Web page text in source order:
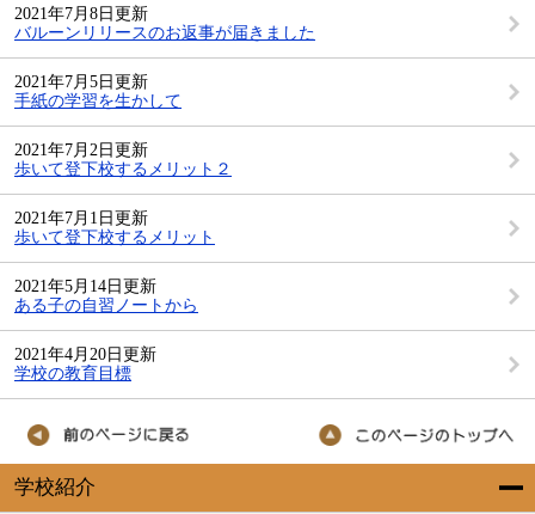
学校紹介
2021年7月8日更新
バルーンリリースのお返事が届きました
2021年7月5日更新
手紙の学習を生かして
2021年7月2日更新
歩いて登下校するメリット２
2021年7月1日更新
歩いて登下校するメリット
2021年5月14日更新
ある子の自習ノートから
2021年4月20日更新
学校の教育目標